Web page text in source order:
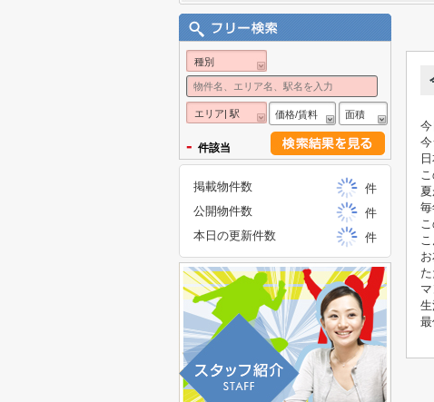
今
毎
最
種別
エリア| 駅 価格/賃料 面積
- 件該当
掲載物件数
件
公開物件数
件
本日の更新件数
件